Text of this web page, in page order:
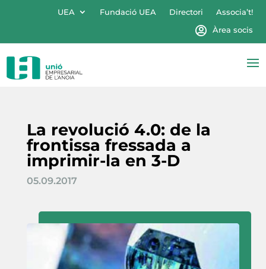
UEA Fundació UEA Directori
Associa’t!
Àrea socis
La revolució 4.0: de la
frontissa fressada a
imprimir-la en 3-D
05.09.2017